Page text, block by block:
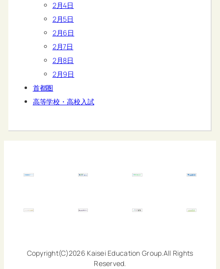
2月4日
2月5日
2月6日
2月7日
2月8日
2月9日
首都圏
高等学校・高校入試
Copyright(C)2026 Kaisei Education Group.All Rights
Reserved.